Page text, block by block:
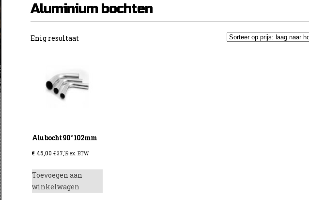
Aluminium bochten
Enig resultaat
Alu bocht 90° 102mm
€45,00 €37,19 ex. BTW
Toevoegen aan
winkelwagen